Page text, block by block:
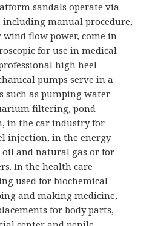
sandals operate via
including manual procedure,
wind flow power, come in
for use in medical
high heel
pumps serve in a
such as pumping water
filtering, pond
in the car industry for
injection, in the energy
and natural gas or for
In the health care
used for biochemical
and making medicine,
for body parts,